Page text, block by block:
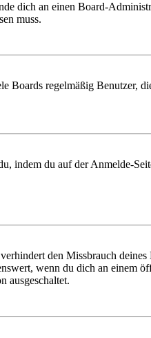
dich an einen Board-
muss.
Boards regelmäßig Benutzer,
indem du auf der Anmelde-
den Missbrauch deines
wenn du dich an einem
ausgeschaltet.